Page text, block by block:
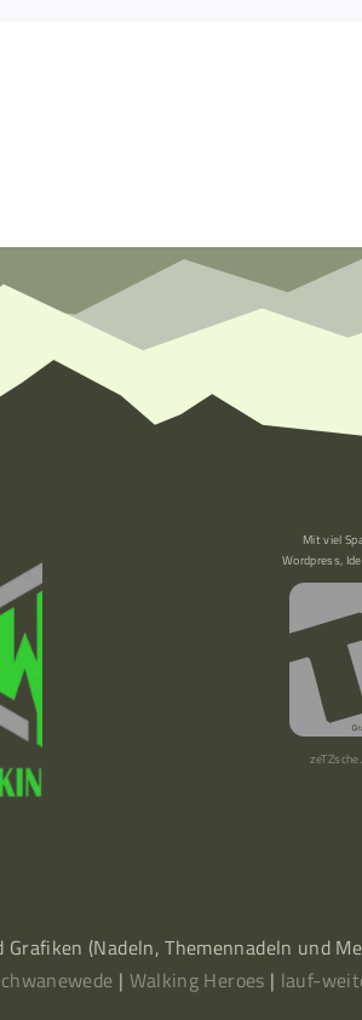
Mit viel
Wordpress,
(Nadeln, Themennadeln und
| Walking Heroes | lauf-